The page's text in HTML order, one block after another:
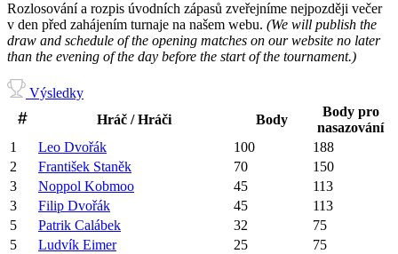
Rozlosování a rozpis úvodních zápasů zveřejníme nejpozději večer
v den před zahájením turnaje na našem webu. (We will publish the
draw and schedule of the opening matches on our website no later
than the evening of the day before the start of the tournament.)
Výsledky
Hráč / Hráči
Body
Body pro
nasazování
1
Leo Dvořák 100
188
2
František Staněk 70
150
3
Noppol Kobmoo 45
113
3
Filip Dvořák 45
113
5
Patrik Calábek 32
75
5
Ludvík Eimer 25
75